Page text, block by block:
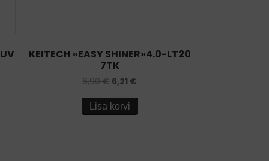
KEITECH «EASY SHINER»4.0-LT20
7TK
6,90€ 6,21 €
Lisa korvi